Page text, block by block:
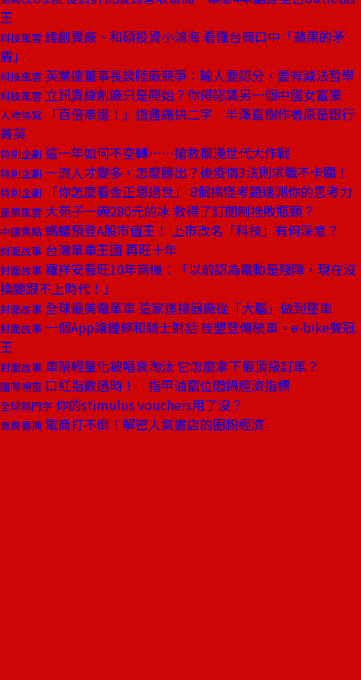
王
科技風雲 緯創賣廠、和碩投資小鴻海 看懂台商口中「蘋果的矛
盾」
科技風雲 英業達董事長談陸廠競爭：輸人要認分，要有減法哲學
科技風雲 立訊買緯創廠只是開始？你得認識另一個中國女富豪
人物特寫
「百倍奉還！」道盡痛快二字 半澤直樹作者原是銀行
菁英
特別企劃 這一年如何不空轉……搶救擱淺世代大作戰
特別企劃 一流人才變多，怎麼勝出？後疫情3法則求職不卡關！
特別企劃 「你怎麼看金正恩過世」 8個搞怪考題速測你的思考力
產業風雲 大苑子一碗280元的冰 救得了訂閱制挫敗瓶頸？
中國焦點 螞蟻預登A股市值王！ 上市改名「科技」有何深意？
封面故事 台灣單車王國 再旺十年
封面故事 羅祥安看旺10年商機：「以前認為電動是殘障，現在沒
換變跟不上時代！」
封面故事 全球最美電單車 這家連接器廠從「大腦」做到整車
封面故事 一個App讓鏈條和騎士對話 桂盟登傳統車、e-bike雙冠
王
封面故事 車架輕量化被唱衰淘汰 它怎麼拿下最頂級訂單？
國際視窗 口紅指數過時！ 指甲油竄位悶鍋經濟指標
全球熱門字 你的stimulus vouchers用了沒？
商周書摘 電商打不倒！解密人氣書店的圈粉經濟